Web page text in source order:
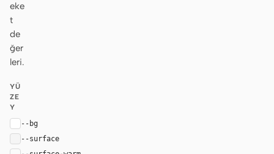
eke
t
de
ğer
leri.
YÜ
ZE
Y
--bg
--surface